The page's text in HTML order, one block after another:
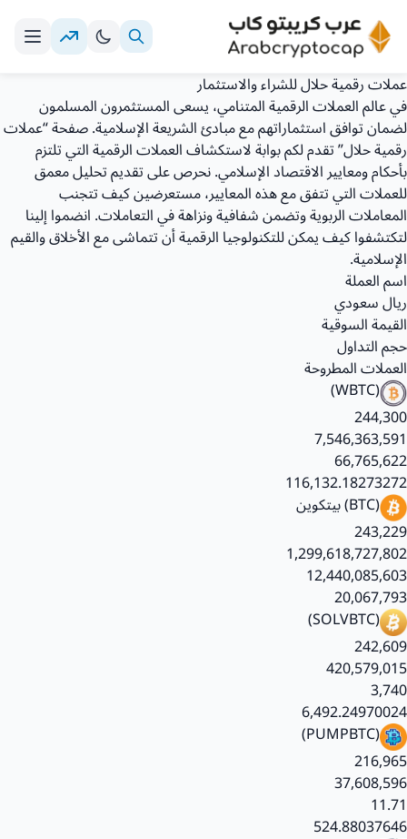
عملات رقمية حلال للشراء والاستثمار
في عالم العملات الرقمية المتنامي، يسعى المستثمرون المسلمون
لضمان توافق استثماراتهم مع مبادئ الشريعة الإسلامية. صفحة “عملات
رقمية حلال” تقدم لكم بوابة لاستكشاف العملات الرقمية التي تلتزم
بأحكام ومعايير الاقتصاد الإسلامي. نحرص على تقديم تحليل معمق
للعملات التي تتفق مع هذه المعايير، مستعرضين كيف تتجنب
المعاملات الربوية وتضمن شفافية ونزاهة في التعاملات. انضموا إلينا
لتكتشفوا كيف يمكن للتكنولوجيا الرقمية أن تتماشى مع الأخلاق والقيم
الإسلامية.
اسم العملة
ريال سعودي
القيمة السوقية
حجم التداول
العملات المطروحة
(WBTC)
244,300
7,546,363,591
66,765,622
116,132.18273272
(BTC)
بيتكوين
243,229
1,299,618,727,802
12,440,085,603
20,067,793
(SOLVBTC)
242,609
420,579,015
3,740
6,492.24970024
(PUMPBTC)
216,965
37,608,596
11.71
524.88037646